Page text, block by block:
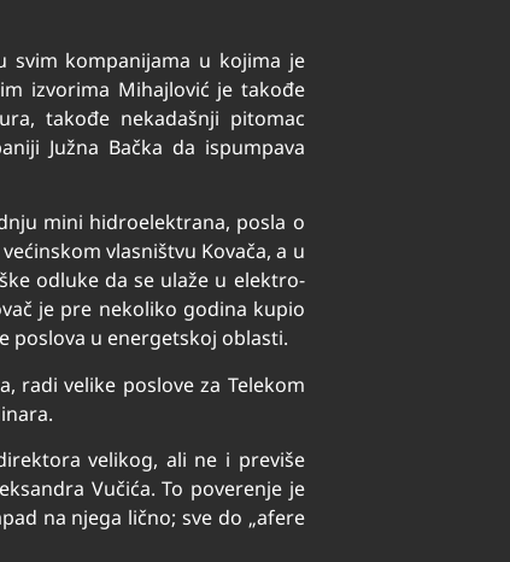
svim kompanijama u kojima je
izvorima Mihajlović je takođe
takođe nekadašnji pitomac
Južna Bačka da ispumpava
mini hidroelektrana, posla o
vlasništvu Kovača, a u
odluke da se ulaže u elektro-
je pre nekoliko godina kupio
poslova u energetskoj oblasti.
radi velike poslove za Telekom
velikog, ali ne i previše
Vučića. To poverenje je
na njega lično; sve do „afere